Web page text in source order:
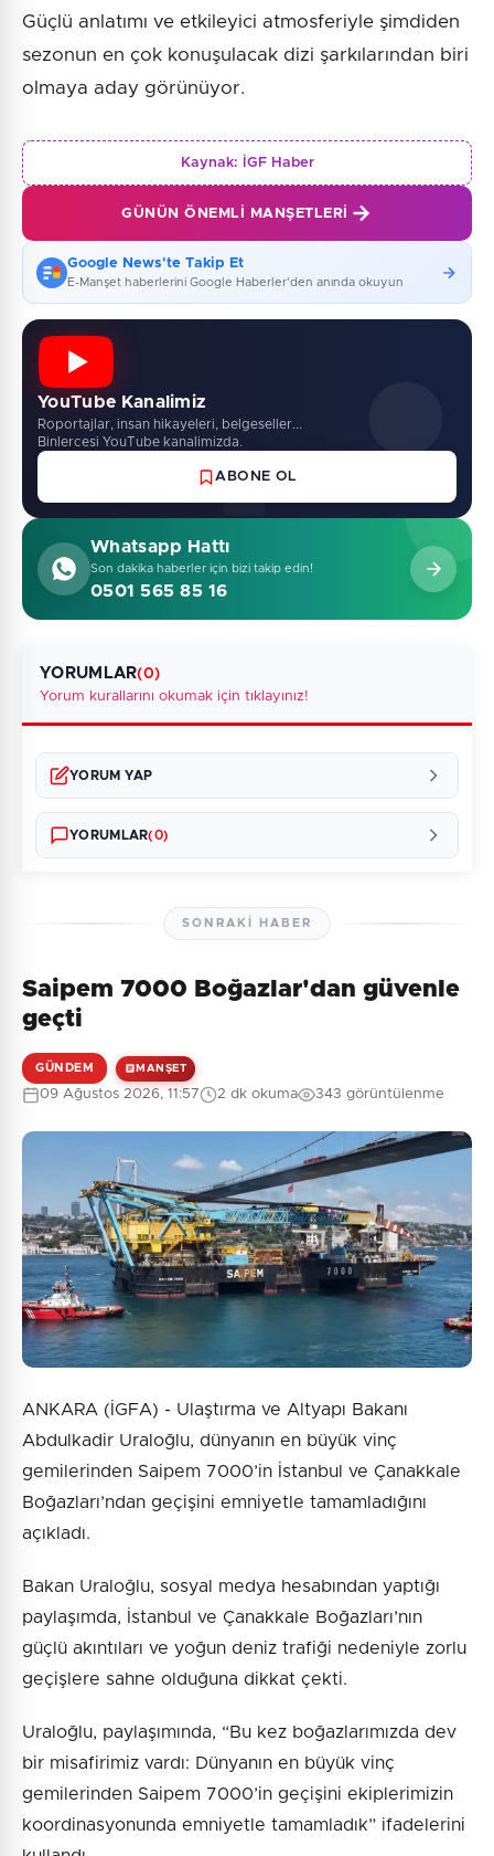
Güçlü anlatımı ve etkileyici atmosferiyle şimdiden
sezonun en çok konuşulacak dizi şarkılarından biri
olmaya aday görünüyor.
Kaynak: İGF Haber
GÜNÜN ÖNEMLI MANŞETLERI
Google News'te Takip Et
E-Manşet haberlerini Google Haberler'den anında okuyun
YouTube Kanalimiz
Roportajlar, insan hikayeleri, belgeseller...
Binlercesi YouTube kanalimizda.
ABONE OL
Whatsapp Hattı
Son dakika haberler için bizi takip edin!
0501 565 85 16
YORUMLAR(0)
Yorum kurallarını okumak için tıklayınız!
YORUM YAP
4 + 10 = ?
Gönder
YORUMLAR(0)
Henüz yorum yapılmamış. İlk yorumu siz yapın!
SONRAKI HABER
Saipem 7000 Boğazlar'dan güvenle
geçti
GÜNDEM MANŞET
09 Ağustos 2026, 11:57 2 dk okuma 343 görüntülenme
ANKARA (İGFA) - Ulaştırma ve Altyapı Bakanı
Abdulkadir Uraloğlu, dünyanın en büyük vinç
gemilerinden Saipem 7000’in İstanbul ve Çanakkale
Boğazları’ndan geçişini emniyetle tamamladığını
açıkladı.
Bakan Uraloğlu, sosyal medya hesabından yaptığı
paylaşımda, İstanbul ve Çanakkale Boğazları’nın
güçlü akıntıları ve yoğun deniz trafiği nedeniyle zorlu
geçişlere sahne olduğuna dikkat çekti.
Uraloğlu, paylaşımında, “Bu kez boğazlarımızda dev
bir misafirimiz vardı: Dünyanın en büyük vinç
gemilerinden Saipem 7000’in geçişini ekiplerimizin
koordinasyonunda emniyetle tamamladık” ifadelerini